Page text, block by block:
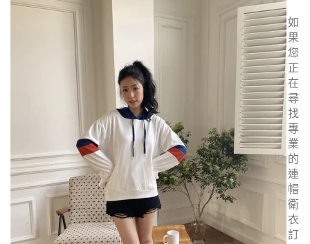
如
果
您
正
在
尋
找
專
業
的
連
帽
衛
衣
訂